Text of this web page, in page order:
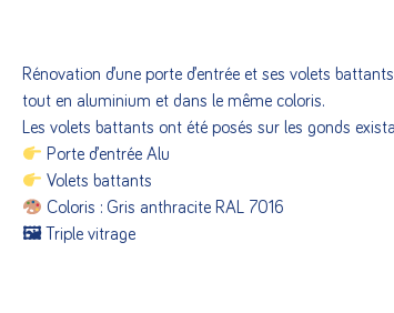
Rénovation d’une porte d’entrée et ses volets
tout en aluminium et dans le même coloris.
Les volets battants ont été posés sur les gonds
Porte d’entrée Alu
Volets battants
Coloris : Gris anthracite RAL 7016
🖼 Triple vitrage